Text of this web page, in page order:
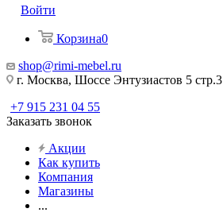
Войти
Корзина0
shop@rimi-mebel.ru
г. Москва, Шоссе Энтузиастов 5 стр.3
+7 915 231 04 55
Заказать звонок
Акции
Как купить
Компания
Магазины
...